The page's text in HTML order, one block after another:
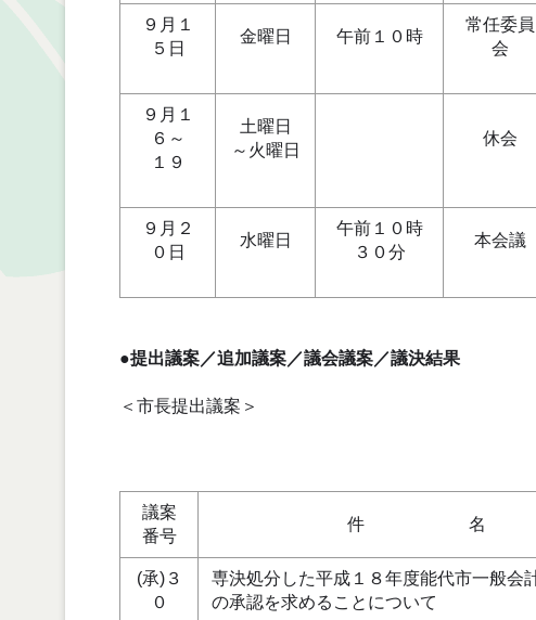
９月１
５日
金曜日 午前１０時
常任委員
会
９月１
６～
１９
土曜日
～火曜日
休会
９月２
０日
水曜日
午前１０時
３０分
本会議
●提出議案／追加議案／議会議案／議決結果
＜市長提出議案＞
議案
番号
件 名
(承)３
０
専決処分した平成１８年度能代市一般会
の承認を求めることについて